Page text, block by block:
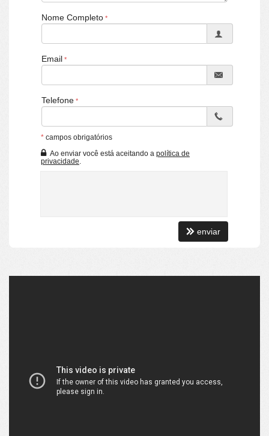
[ O CONDOMÍNIO ]:
• Brinquedoteca
• Portaria 24H
• Cameras de Segurança
[ ATENÇÃO ]:
• Disponibilidade, valores e condições e pagamento podem
Nome Completo
Email
Telefone
* campos obrigatórios
Ao enviar você está aceitando a política de
privacidade
enviar